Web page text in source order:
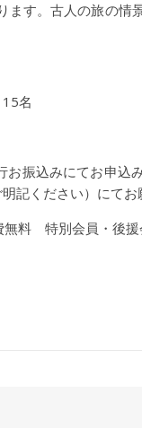
ます。古人の旅の情
名
お振込みにてお申込
ださい）にてお願
無料 特別会員・後